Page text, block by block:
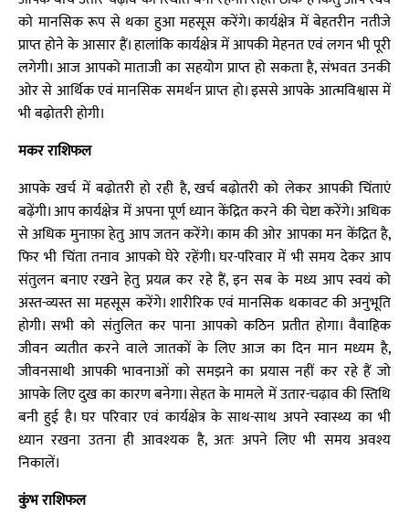
को मानसिक रूप से थका हुआ महसूस करेंगे। कार्यक्षेत्र में बेहतरीन नतीजे
प्राप्त होने के आसार हैं। हालांकि कार्यक्षेत्र में आपकी मेहनत एवं लगन भी पूरी
लगेगी। आज आपको माताजी का सहयोग प्राप्त हो सकता है, संभवत उनकी
ओर से आर्थिक एवं मानसिक समर्थन प्राप्त हो। इससे आपके आत्मविश्वास में
भी बढ़ोतरी होगी।
मकर राशिफल
आपके खर्च में बढ़ोतरी हो रही है, खर्च बढ़ोतरी को लेकर आपकी चिंताएं
बढ़ेंगी। आप कार्यक्षेत्र में अपना पूर्ण ध्यान केंद्रित करने की चेष्टा करेंगे। अधिक
से अधिक मुनाफ़ा हेतु आप जतन करेंगे। काम की ओर आपका मन केंद्रित है,
फिर भी चिंता तनाव आपको घेरे रहेंगी। घर-परिवार में भी समय देकर आप
संतुलन बनाए रखने हेतु प्रयत्न कर रहे हैं, इन सब के मध्य आप स्वयं को
अस्त-व्यस्त सा महसूस करेंगे। शारीरिक एवं मानसिक थकावट की अनुभूति
होगी। सभी को संतुलित कर पाना आपको कठिन प्रतीत होगा। वैवाहिक
जीवन व्यतीत करने वाले जातकों के लिए आज का दिन मान मध्यम है,
जीवनसाथी आपकी भावनाओं को समझने का प्रयास नहीं कर रहे हैं जो
आपके लिए दुख का कारण बनेगा। सेहत के मामले में उतार-चढ़ाव की स्तिथि
बनी हुई है। घर परिवार एवं कार्यक्षेत्र के साथ-साथ अपने स्वास्थ्य का भी
ध्यान रखना उतना ही आवश्यक है, अतः अपने लिए भी समय अवश्य
निकालें।
कुंभ राशिफल